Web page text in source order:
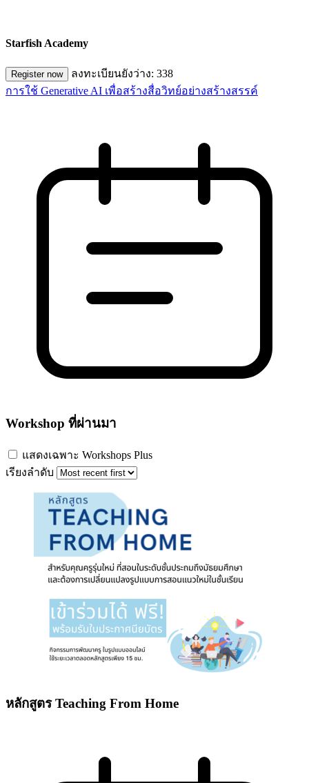
Starfish Academy
Register now
ลงทะเบียนยังว่าง: 338
การใช้ Generative AI เพื่อสร้างสื่อวิทย์อย่างสร้างสรรค์
Workshop ที่ผ่านมา
แสดงเฉพาะ Workshops Plus
เรียงลำดับ
หลักสูตร Teaching From Home